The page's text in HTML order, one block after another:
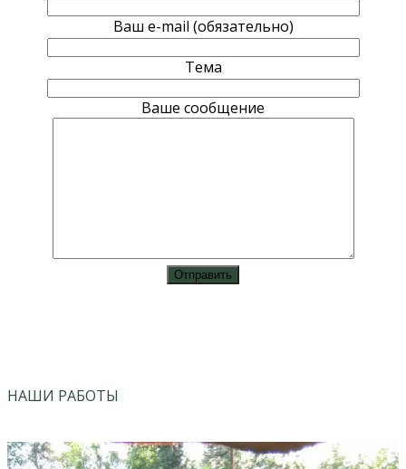
Ваш e-mail (обязательно)
Тема
Ваше сообщение
НАШИ РАБОТЫ